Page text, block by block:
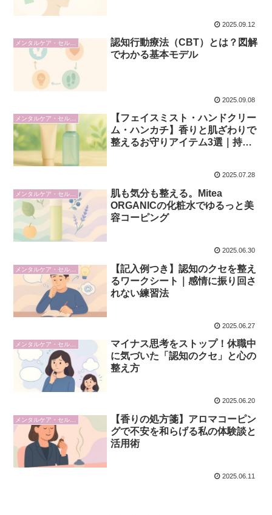
2025.09.12
メンタルケア・セルフケア
認知行動療法（CBT）とは？図解
でわかる基本モデル
2025.09.08
【フェイスミスト・ハンドクリー
ム・ハンカチ】香りと肌ざわりで
整えるお守りアイテム3選｜持ち
2025.07.28
肌も気分も整える。Mitea
ORGANICの化粧水でゆるっと美
容コーピング
2025.06.30
【記入例つき】認知のクセを整え
るワークシート｜感情に振り回さ
れない練習法
2025.06.27
メンタルケア・セルフケア
マイナス思考をストップ！休職中
に気づいた「認知のクセ」と心の
整え方
2025.06.20
【香りの処方箋】アロマコーピン
グで不安を和らげる私の体験談と
活用術
2025.06.11